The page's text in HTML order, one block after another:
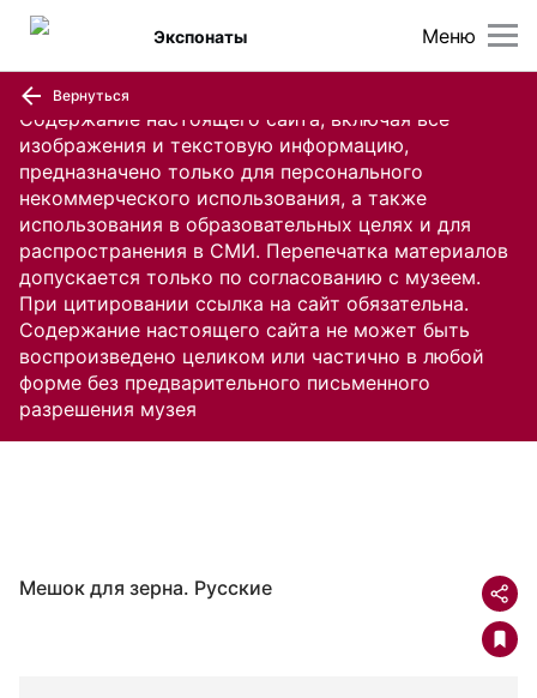
Содержание настоящего сайта, включая все
изображения и текстовую информацию,
предназначено только для персонального
некоммерческого использования, а также
использования в образовательных целях и для
распространения в СМИ. Перепечатка материалов
допускается только по согласованию с музеем.
При цитировании ссылка на сайт обязательна.
Содержание настоящего сайта не может быть
воспроизведено целиком или частично в любой
форме без предварительного письменного
разрешения музея
Меню
Экспонаты
Вернуться
Мешок для зерна. Русские